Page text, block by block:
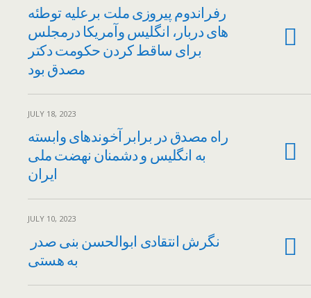
رفراندوم پیروزی ملت برعلیه توطئه
های دربار، انگلیس وآمریکا درمجلس
برای ساقط کردن حکومت دکتر
مصدق بود
JULY 18, 2023
راه مصدق در برابر آخوندهای وابسته
به انگلیس و دشمنان نهضت ملی
ایران
JULY 10, 2023
نگرش انتقادی ابوالحسن بنی صدر
به هستی